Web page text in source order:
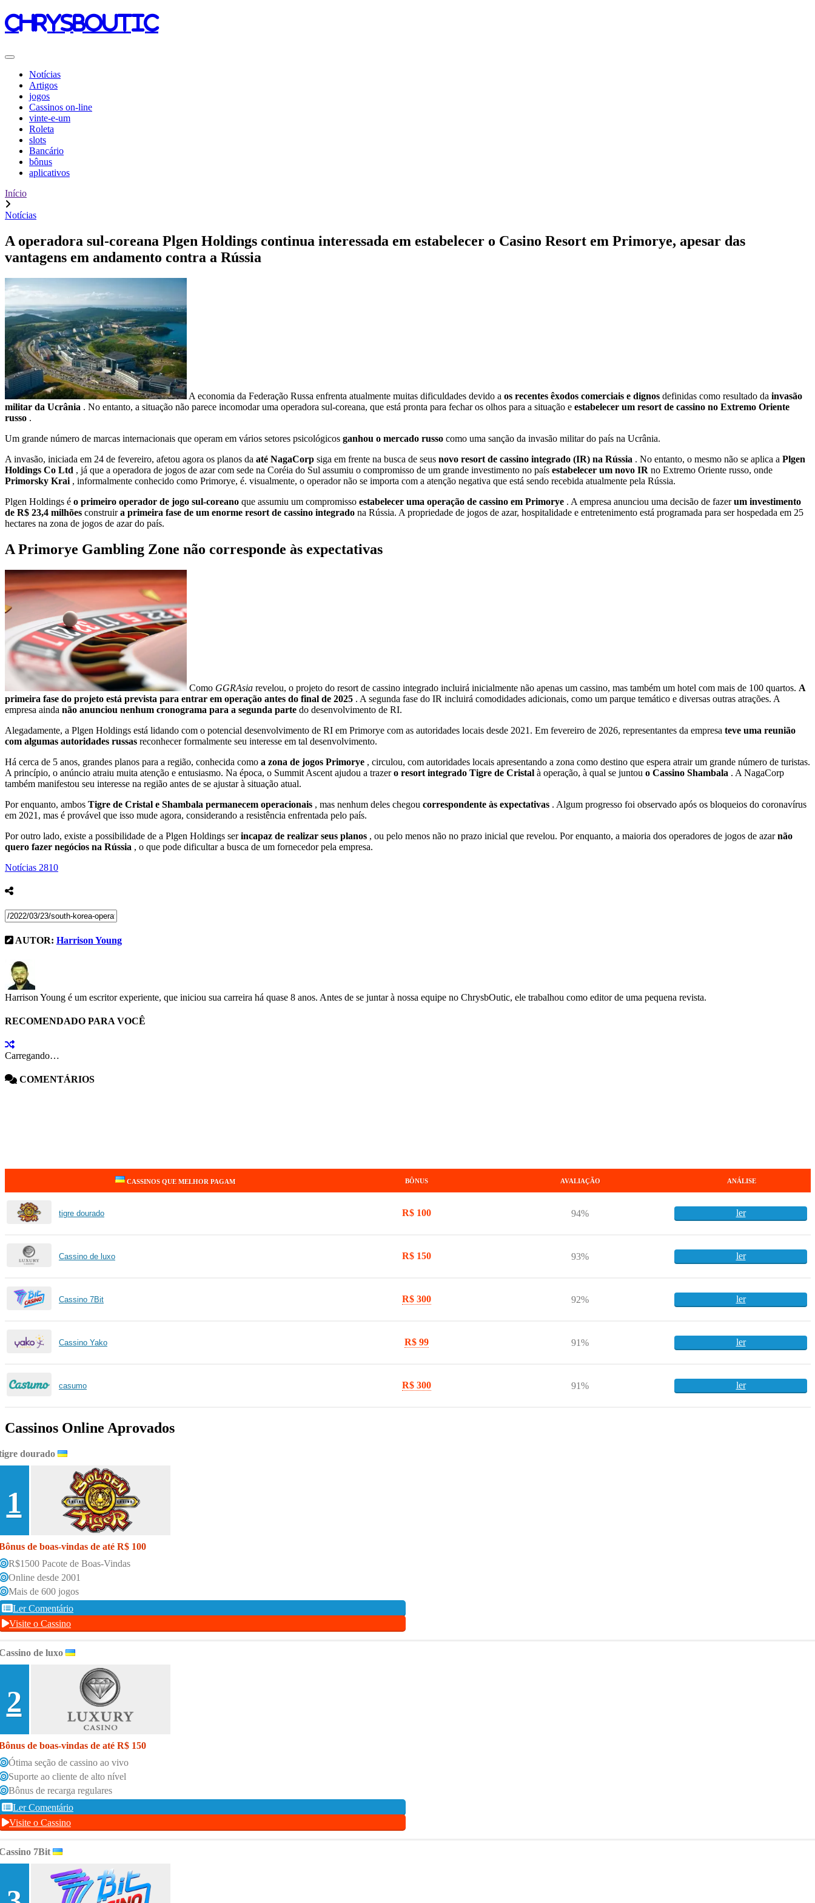
chrysboutic
Notícias
Artigos
jogos
Cassinos on-line
vinte-e-um
Roleta
slots
Bancário
bônus
aplicativos
Início
Notícias
A operadora sul-coreana Plgen Holdings continua interessada em estabelecer o Casino Resort em Primorye, apesar das
vantagens em andamento contra a Rússia
A economia da Federação Russa enfrenta atualmente muitas dificuldades devido a os recentes êxodos comerciais e dignos definidas como resultado da invasão
militar da Ucrânia . No entanto, a situação não parece incomodar uma operadora sul-coreana, que está pronta para fechar os olhos para a situação e estabelecer um resort de cassino no Extremo Oriente
russo .
Um grande número de marcas internacionais que operam em vários setores psicológicos ganhou o mercado russo como uma sanção da invasão militar do país na Ucrânia.
A invasão, iniciada em 24 de fevereiro, afetou agora os planos da até NagaCorp siga em frente na busca de seus novo resort de cassino integrado (IR) na Rússia . No entanto, o mesmo não se aplica a Plgen
Holdings Co Ltd , já que a operadora de jogos de azar com sede na Coréia do Sul assumiu o compromisso de um grande investimento no país estabelecer um novo IR no Extremo Oriente russo, onde
Primorsky Krai , informalmente conhecido como Primorye, é. visualmente, o operador não se importa com a atenção negativa que está sendo recebida atualmente pela Rússia.
Plgen Holdings é o primeiro operador de jogo sul-coreano que assumiu um compromisso estabelecer uma operação de cassino em Primorye . A empresa anunciou uma decisão de fazerum investimento
de R$ 23,4 milhões construira primeira fase de um enorme resort de cassino integrado na Rússia. A propriedade de jogos de azar, hospitalidade e entretenimento está programada para ser hospedada em 25
hectares na zona de jogos de azar do país.
A Primorye Gambling Zone não corresponde às expectativas
Como GGRAsia revelou, o projeto do resort de cassino integrado incluirá inicialmente não apenas um cassino, mas também um hotel com mais de 100 quartos. A
primeira fase do projeto está prevista para entrar em operação antes do final de 2025 . A segunda fase do IR incluirá comodidades adicionais, como um parque temático e diversas outras atrações. A
empresa ainda não anunciou nenhum cronograma para a segunda parte do desenvolvimento de RI.
Alegadamente, a Plgen Holdings está lidando com o potencial desenvolvimento de RI em Primorye com as autoridades locais desde 2021. Em fevereiro de 2026, representantes da empresa teve uma reunião
com algumas autoridades russas reconhecer formalmente seu interesse em tal desenvolvimento.
Há cerca de 5 anos, grandes planos para a região, conhecida como a zona de jogos Primorye , circulou, com autoridades locais apresentando a zona como destino que espera atrair um grande número de turistas.
A princípio, o anúncio atraiu muita atenção e entusiasmo. Na época, o Summit Ascent ajudou a trazero resort integrado Tigre de Cristal à operação, à qual se juntou o Cassino Shambala . A NagaCorp
também manifestou seu interesse na região antes de se ajustar à situação atual.
Por enquanto, ambos Tigre de Cristal e Shambala permanecem operacionais , mas nenhum deles chegou correspondente às expectativas . Algum progresso foi observado após os bloqueios do coronavírus
em 2021, mas é provável que isso mude agora, considerando a resistência enfrentada pelo país.
Por outro lado, existe a possibilidade de a Plgen Holdings serincapaz de realizar seus planos , ou pelo menos não no prazo inicial que revelou. Por enquanto, a maioria dos operadores de jogos de azarnão
quero fazer negócios na Rússia , o que pode dificultar a busca de um fornecedor pela empresa.
Notícias 2810
AUTOR: Harrison Young
Harrison Young é um escritor experiente, que iniciou sua carreira há quase 8 anos. Antes de se juntar à nossa equipe no ChrysbOutic, ele trabalhou como editor de uma pequena revista.
RECOMENDADO PARA VOCÊ
Carregando…
COMENTÁRIOS
CASSINOS QUE MELHOR PAGAM BÔNUS AVALIAÇÃO ANÁLISE
tigre dourado R$ 100 94% ler
Cassino de luxo R$ 150 93% ler
Cassino 7Bit R$ 300 92% ler
Cassino Yako R$ 99 91% ler
casumo R$ 300 91% ler
Cassinos Online Aprovados
dourado
1
de boas-vindas de até R$ 100
R$1500 Pacote de Boas-Vindas
Online desde 2001
Mais de 600 jogos
Ler Comentário
Visite o Cassino
de luxo
2
de boas-vindas de até R$ 150
Ótima seção de cassino ao vivo
Suporte ao cliente de alto nível
Bônus de recarga regulares
Ler Comentário
Visite o Cassino
7Bit